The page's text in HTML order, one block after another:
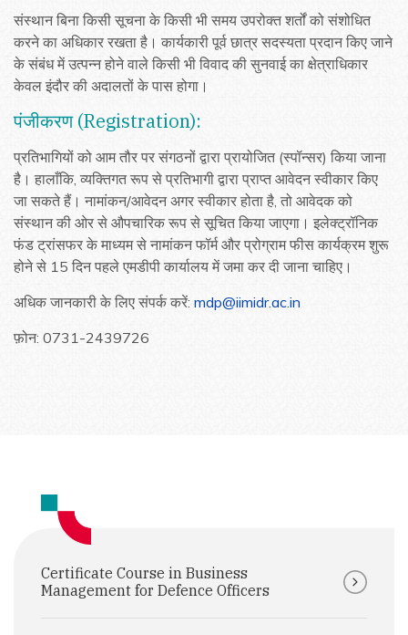
संस्थान बिना किसी सूचना के किसी भी समय उपरोक्त शर्तों को संशोधित
करने का अधिकार रखता है। कार्यकारी पूर्व छात्र सदस्यता प्रदान किए जाने
के संबंध में उत्पन्न होने वाले किसी भी विवाद की सुनवाई का क्षेत्राधिकार
केवल इंदौर की अदालतों के पास होगा।
पंजीकरण (Registration):
प्रतिभागियों को आम तौर पर संगठनों द्वारा प्रायोजित (स्पॉन्सर) किया जाना
है। हालाँकि, व्यक्तिगत रूप से प्रतिभागी द्वारा प्राप्त आवेदन स्वीकार किए
जा सकते हैं। नामांकन/आवेदन अगर स्वीकार होता है, तो आवेदक को
संस्थान की ओर से औपचारिक रूप से सूचित किया जाएगा। इलेक्ट्रॉनिक
फंड ट्रांसफर के माध्यम से नामांकन फॉर्म और प्रोग्राम फीस कार्यक्रम शुरू
होने से 15 दिन पहले एमडीपी कार्यालय में जमा कर दी जाना चाहिए।
अधिक जानकारी के लिए संपर्क करें: mdp@iimidr.ac.in
फ़ोन: 0731-2439726
Certificate Course in Business
Management for Defence Officers